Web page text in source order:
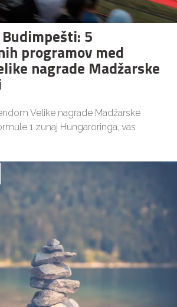
5
programov med
nagrade Madžarske
Velike nagrade Madžarske
1 zunaj Hungaroringa, vas